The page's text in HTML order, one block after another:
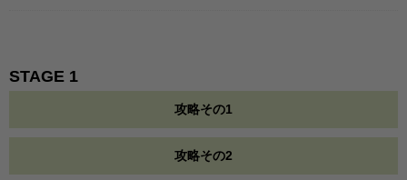
STAGE 1
攻略その1
攻略その2